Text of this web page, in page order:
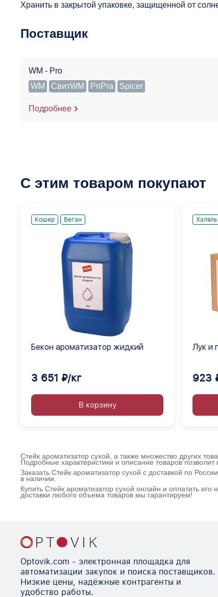
Хранить в закрытой упаковке, защищенной от
Поставщик
WM - Pro
WM
СвитWM PriPra Spicer
Подробнее
С этим товаром покупают
Кошер Веган
Бекон ароматизатор жидкий
3 651 ₽/кг
В корзину
Халяль
Лук и
923
Стейк ароматизатор сухой, а также множество других
Подробные характеристики и описание товаров
Заказать Стейк ароматизатор сухой с доставкой по
в наличии.
Купить Стейк ароматизатор сухой онлайн и оплатить
доставки любого объема товаров мы гарантируем!
Optovik.com - электронная площадка для
автоматизации закупок и поиска поставщиков.
Низкие цены, надёжные контрагенты и
удобство работы.